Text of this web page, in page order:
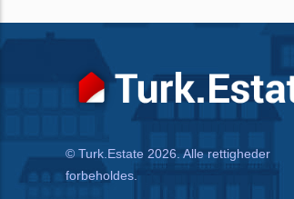
© Turk.Estate 2026. Alle rettigheder
forbeholdes.